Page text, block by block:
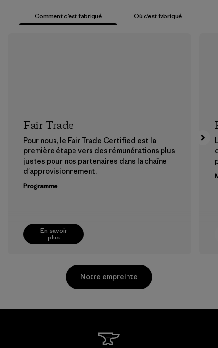
Comment c’est fabriqué Où c’est fabriqué
En savoir
plus
Fair Trade
Pour nous, le Fair Trade Certified est la
première étape vers des rémunérations plus
justes pour nos partenaires dans la chaîne
d'approvisionnement.
Programme
Notre empreinte